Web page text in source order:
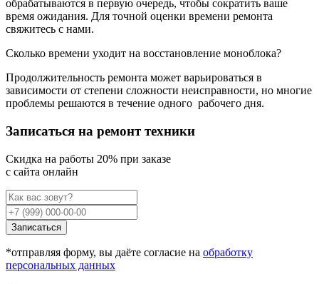
обрабатываются в первую очередь, чтобы сократить ваше
время ожидания. Для точной оценки времени ремонта
свяжитесь с нами.
Сколько времени уходит на восстановление моноблока?
Продолжительность ремонта может варьироваться в
зависимости от степени сложности неисправности, но многие
проблемы решаются в течение одного рабочего дня.
Записаться на ремонт техники
Cкидка на работы 20% при заказе
с сайта онлайн
Записаться
*отправляя форму, вы даёте согласие на обработку
персональных данных